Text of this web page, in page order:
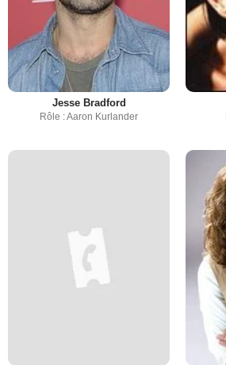
Jesse Bradford
Rôle : Aaron Kurlander